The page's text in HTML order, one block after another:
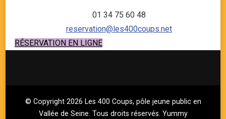
01 34 75 60 48
reservation@les400coups.net
RÉSERVATION EN LIGNE
© Copyright 2026 Les 400 Coups, pôle jeune public en
Vallée de Seine . Tous droits réservés. Yummy